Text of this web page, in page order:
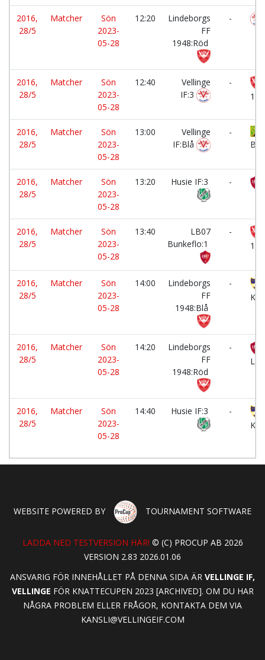
2016,
28/5
Matcher
Sön
2023-
05-28
12:20
Lindeborgs
FF
1948:Röd
-
2016,
28/5
Matcher
Sön
2023-
05-28
12:40
Vellinge
IF:3
-
2016,
28/5
Matcher
Sön
2023-
05-28
13:00
Vellinge
IF:Blå
-
2016,
28/5
Matcher
Sön
2023-
05-28
13:20 Husie IF:3 -
2016,
28/5
Matcher
Sön
2023-
05-28
13:40
LB07
Bunkeflo:1
-
2016,
28/5
Matcher
Sön
2023-
05-28
14:00
Lindeborgs
FF
1948:Blå
-
2016,
28/5
Matcher
Sön
2023-
05-28
14:20
Lindeborgs
FF
1948:Röd
-
2016,
28/5
Matcher
Sön
2023-
05-28
14:40 Husie IF:3 -
WEBSITE POWERED BY TOURNAMENT SOFTWARE
LADDA NED TESTVERSION HÄR! © (C) PROCUP AB 2026
VERSION 2.83 2026.01.06
ANSVARIG FÖR INNEHÅLLET PÅ DENNA SIDA ÄR VELLINGE IF,
VELLINGE FÖR KNATTECUPEN 2023 [ARCHIVED]. OM DU HAR
NÅGRA PROBLEM ELLER FRÅGOR, KONTAKTA DEM VIA
KANSLI@VELLINGEIF.COM